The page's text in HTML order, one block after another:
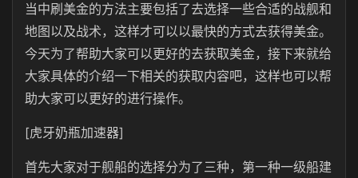
当中刷美金的方法主要包括了去选择一些合适的战舰和
地图以及战术，这样才可以以最快的方式去获得美金。
今天为了帮助大家可以更好的去获取美金，接下来就给
大家具体的介绍一下相关的获取内容吧，这样也可以帮
助大家可以更好的进行操作。
[虎牙奶瓶加速器]
首先大家对于舰船的选择分为了三种，第一种一级船建